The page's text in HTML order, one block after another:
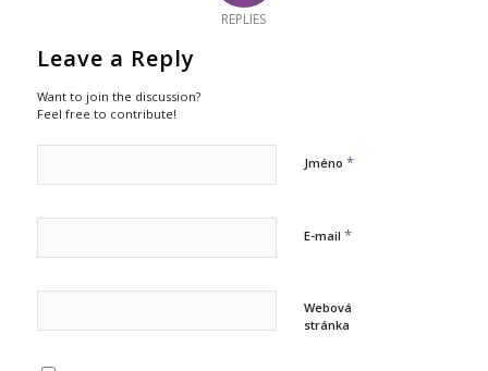
REPLIES
Leave a Reply
Want to join the discussion?
Feel free to contribute!
Jméno *
E-mail *
Webová
stránka